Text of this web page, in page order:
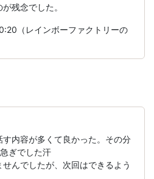
残念でした。
（レインボーファクトリーの
内容が多くて良かった。その分
ぎでした汗
んでしたが、次回はできるよう